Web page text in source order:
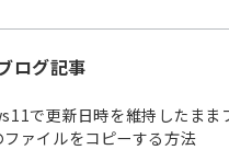
ログ記事
で更新日時を維持したまま
ファイルをコピーする方法